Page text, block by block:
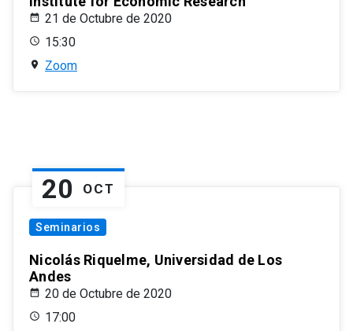
21 de Octubre de 2020
15:30
Zoom
20 OCT
Seminarios
Nicolás Riquelme, Universidad de Los
Andes
20 de Octubre de 2020
17:00